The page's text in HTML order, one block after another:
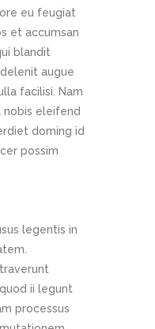
eu feugiat
et accumsan
blandit
augue
facilisi. Nam
eleifend
doming id
possim
legentis in
ii legunt
processus